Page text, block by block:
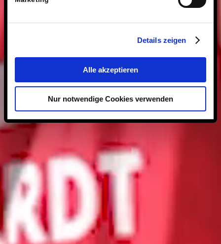
Details zeigen
Alle akzeptieren
Nur notwendige Cookies verwenden